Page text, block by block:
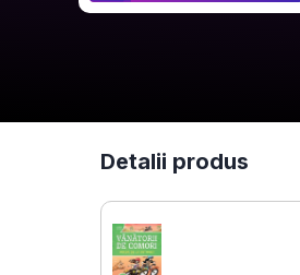
Detalii produs